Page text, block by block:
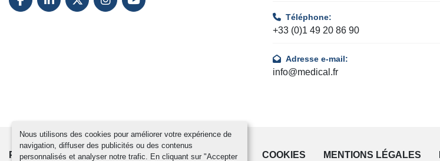
Nous utilisons des cookies pour améliorer votre expérience de
navigation, diffuser des publicités ou des contenus
personnalisés et analyser notre trafic. En cliquant sur "Accepter
FACEBOOK
LINKEDINTWITTERINSTAGRAM
YOUTUBE
Téléphone:
+33 (0)1 49 20 86 90
Adresse e-mail:
info@medical.fr
PRODUITS ACTUALITÉS CONTACTEZ-NOUS COOKIES MENTIONS LÉGALES